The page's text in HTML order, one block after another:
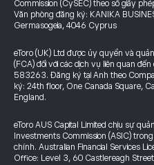
Commission (CySEC) theo số giấy
Văn phòng đăng ký: KANIKA
Germasogeia, 4046 Cyprus
eToro (UK) Ltd được ủy quyền và
(FCA) đối với các dịch vụ liên quan
583263. Đăng ký tại Anh theo
ký: 24th floor, One Canada Square,
England.
eToro AUS Capital Limited chịu sự
Investments Commission (ASIC)
chính. Australian Financial Services
Office: Level 3, 60 Castlereagh